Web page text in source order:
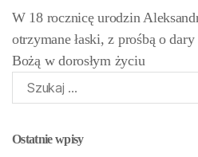
W 18 rocznicę urodzin
otrzymane łaski, z prośbą o
Bożą w dorosłym życiu
Szukaj:
Ostatnie wpisy